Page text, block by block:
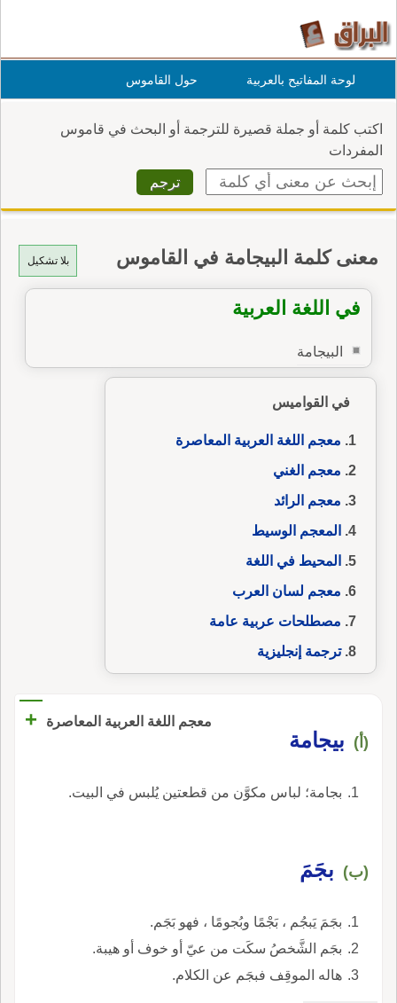
لوحة المفاتيح بالعربية حول القاموس
اكتب كلمة أو جملة قصيرة للترجمة أو البحث في قاموس
المفردات
بلا تشكيل معنى كلمة البيجامة في القاموس
في اللغة العربية
البيجامة
في القواميس
معجم اللغة العربية المعاصرة
معجم الغني
معجم الرائد
المعجم الوسيط
المحيط في اللغة
معجم لسان العرب
مصطلحات عربية عامة
ترجمة إنجليزية
معجم اللغة العربية المعاصرة +
(أ) بيجامة
بجامة؛ لباس مكوَّن من قطعتين يُلبس في البيت.
(ب) بجَمَ
بجَمَ يَبجُم ، بَجْمًا وبُجومًا ، فهو بَجَم.
بجَم الشَّخصُ سكَت من عيّ أو خوف أو هيبة.
هاله الموقِف فبجَم عن الكلام.